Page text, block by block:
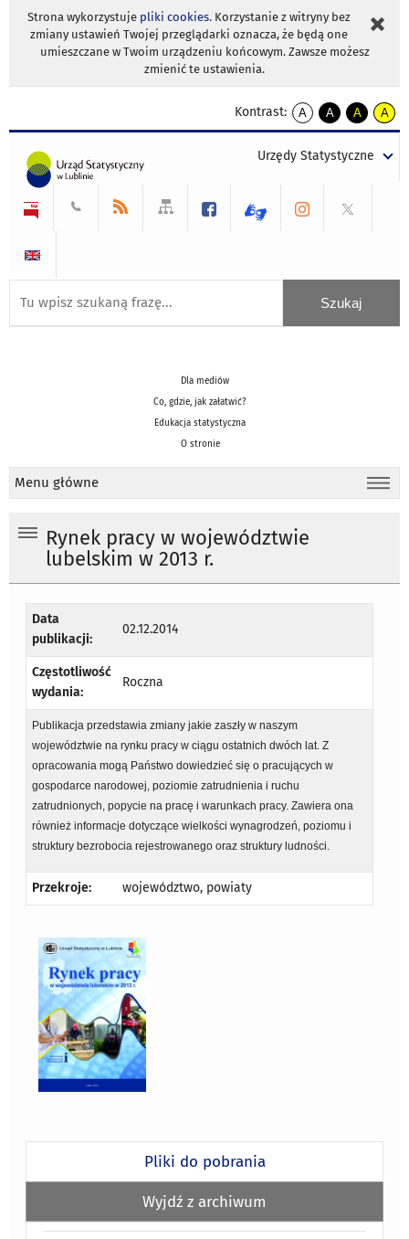
Strona wykorzystuje pliki cookies. Korzystanie z witryny bez
zmiany ustawień Twojej przeglądarki oznacza, że będą one
umieszczane w Twoim urządzeniu końcowym. Zawsze możesz
zmienić te ustawienia.
Kontrast:
A
kontrast
A
kontrast
tekst
czarnym
A
kontrast
tekst
czarnym
A
tekst
żółtym
Urzędy Statystyczne
Dla mediów
Co, gdzie, jak załatwić?
Edukacja statystyczna
O stronie
Menu główne
Rynek pracy w województwie
lubelskim w 2013 r.
Data
publikacji:
02.12.2014
Częstotliwość
wydania:
Roczna
Publikacja przedstawia zmiany jakie zaszły w naszym
województwie na rynku pracy w ciągu ostatnich dwóch lat. Z
opracowania mogą Państwo dowiedzieć się o pracujących w
gospodarce narodowej, poziomie zatrudnienia i ruchu
zatrudnionych, popycie na pracę i warunkach pracy. Zawiera ona
również informacje dotyczące wielkości wynagrodzeń, poziomu i
struktury bezrobocia rejestrowanego oraz struktury ludności.
Przekroje: województwo, powiaty
Pliki do pobrania
Wyjdź z archiwum